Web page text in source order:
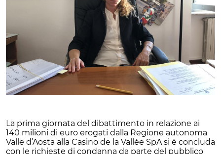
La prima giornata del dibattimento in relazione ai
140 milioni di euro erogati dalla Regione autonoma
Valle d’Aosta alla Casino de la Vallée SpA si è concluda
con le richieste di condanna da parte del pubblico